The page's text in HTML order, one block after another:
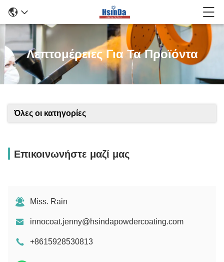
Λεπτομέρειες Για Τα Προϊόντα
Όλες οι κατηγορίες
Επικοινωνήστε μαζί μας
Miss. Rain
innocoat.jenny@hsindapowdercoating.com
+8615928530813